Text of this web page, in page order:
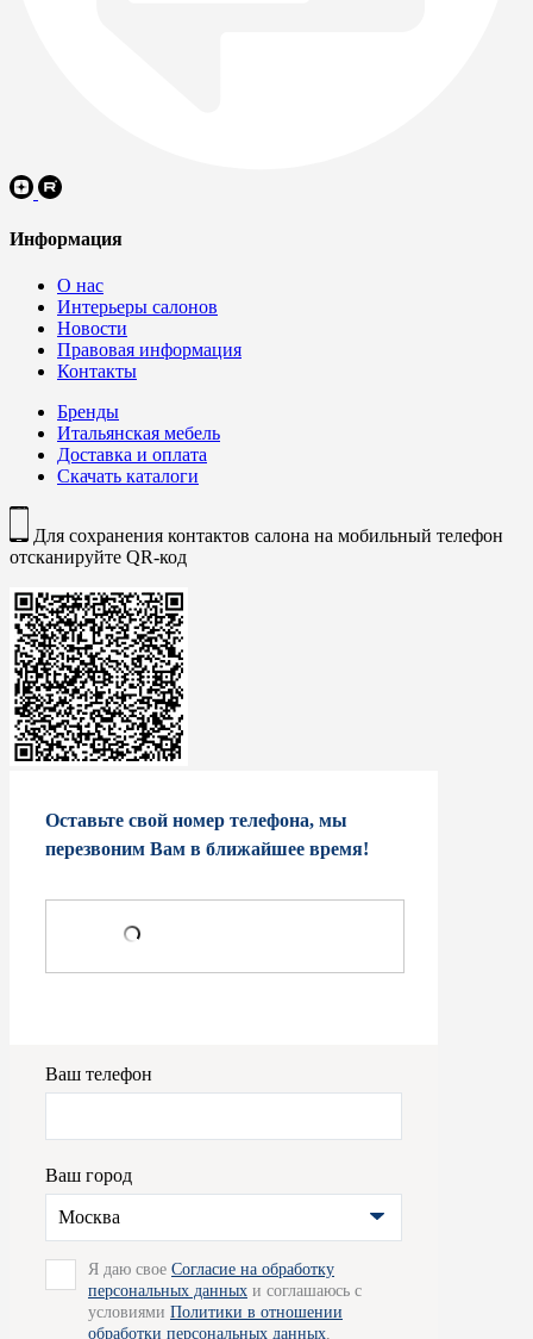
Информация
О нас
Интерьеры салонов
Новости
Правовая информация
Контакты
Бренды
Итальянская мебель
Доставка и оплата
Скачать каталоги
Для сохранения контактов салона на мобильный телефон
отсканируйте QR-код
Оставьте свой номер телефона, мы
перезвоним Вам в ближайшее время!
Ваш телефон
Ваш город
Москва
Я даю свое Согласие на обработку
персональных данных и соглашаюсь с
условиями Политики в отношении
обработки персональных данных,